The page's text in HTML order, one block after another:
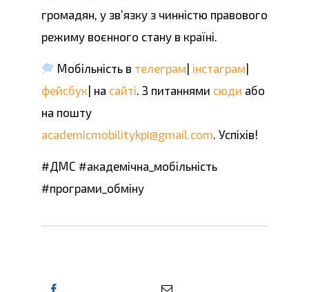
громадян, у зв’язку з чинністю правового
режиму воєнного стану в країні.
Мобільність в телеграм інстаграм
фейсбук | на сайті. З питаннями сюди або
на пошту
academicmobilitykpi@gmail.com. Успіхів!
#ДМС #академічна_мобільність
#програми_обміну